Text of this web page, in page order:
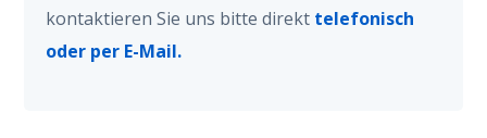
kontaktieren Sie uns bitte direkt telefonisch
oder per E-Mail.